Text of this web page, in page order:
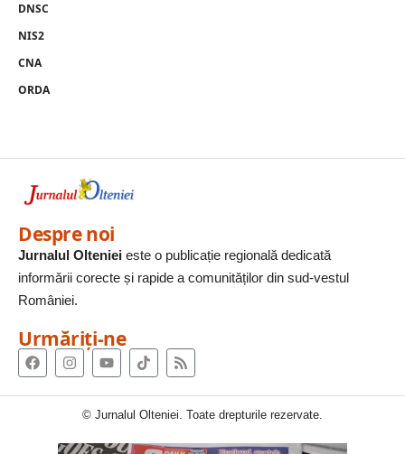
DNSC
NIS2
CNA
ORDA
Despre noi
Jurnalul Olteniei este o publicație regională dedicată
informării corecte și rapide a comunităților din sud-vestul
României.
Urmăriți-ne
© Jurnalul Olteniei. Toate drepturile rezervate.